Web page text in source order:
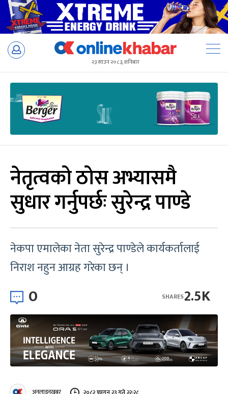
Skip
२३ साउन २०८३, शनिबार
नेतृत्वको ठोस अभ्यासमै
सुधार गर्नुपर्छः सुरेन्द्र पाण्डे
नेकपा एमालेका नेता सुरेन्द्र पाण्डेले कार्यकर्तालाई
निराश नहुन आग्रह गरेका छन् ।
0 2.5K
SHARES
अनलाइनखबर